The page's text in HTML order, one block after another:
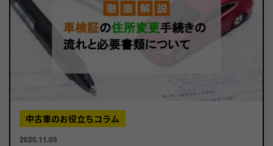
中古車のお役立ちコラム
2020.11.05